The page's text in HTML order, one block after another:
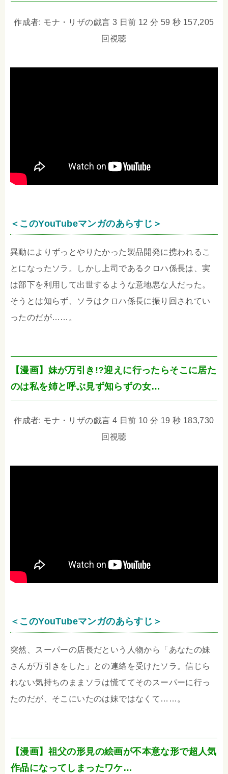
作成者: モナ・リザの戯言 3 日前 12 分 59 秒 157,205
回視聴
＜このYouTubeマンガのあらすじ＞
異動によりずっとやりたかった製品開発に携われるこ
とになったソラ。しかし上司であるクロハ係長は、実
は部下を利用して出世するような意地悪な人だった。
そうとは知らず、ソラはクロハ係長に振り回されてい
ったのだが……。
【漫画】妹が万引き!?迎えに行ったらそこに居た
のは私を姉と呼ぶ見ず知らずの女…
作成者: モナ・リザの戯言 4 日前 10 分 19 秒 183,730
回視聴
＜このYouTubeマンガのあらすじ＞
突然、スーパーの店長だという人物から「あなたの妹
さんが万引きをした」との連絡を受けたソラ。信じら
れない気持ちのままソラは慌ててそのスーパーに行っ
たのだが、そこにいたのは妹ではなくて……。
【漫画】祖父の形見の絵画が不本意な形で超人気
作品になってしまったワケ…